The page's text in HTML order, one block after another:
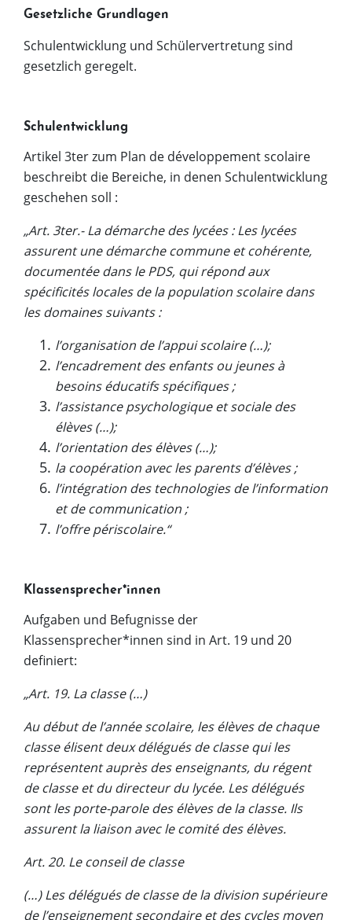
Gesetzliche Grundlagen
Schulentwicklung und Schülervertretung sind
gesetzlich geregelt.
Schulentwicklung
Artikel 3ter zum Plan de développement scolaire
beschreibt die Bereiche, in denen Schulentwicklung
geschehen soll :
„Art. 3ter.- La démarche des lycées : Les lycées
assurent une démarche commune et cohérente,
documentée dans le PDS, qui répond aux
spécificités locales de la population scolaire dans
les domaines suivants :
l’organisation de l’appui scolaire (…);
l’encadrement des enfants ou jeunes à
besoins éducatifs spécifiques ;
l’assistance psychologique et sociale des
élèves (…);
l’orientation des élèves (…);
la coopération avec les parents d’élèves ;
l’intégration des technologies de l’information
et de communication ;
l’offre périscolaire.“
Klassensprecher*innen
Aufgaben und Befugnisse der
Klassensprecher*innen sind in Art. 19 und 20
definiert:
„Art. 19. La classe (…)
Au début de l’année scolaire, les élèves de chaque
classe élisent deux délégués de classe qui les
représentent auprès des enseignants, du régent
de classe et du directeur du lycée. Les délégués
sont les porte-parole des élèves de la classe. Ils
assurent la liaison avec le comité des élèves.
Art. 20. Le conseil de classe
(…) Les délégués de classe de la division supérieure
de l’enseignement secondaire et des cycles moyen